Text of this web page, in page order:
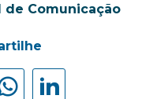
de Comunicação